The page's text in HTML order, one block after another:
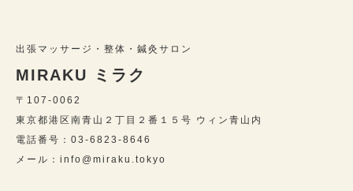
出張マッサージ・整体・鍼灸サロン
MIRAKU ミラク
〒107-0062
東京都港区南青山２丁目２番１５号 ウィン青山内
電話番号：03-6823-8646
メール：info@miraku.tokyo